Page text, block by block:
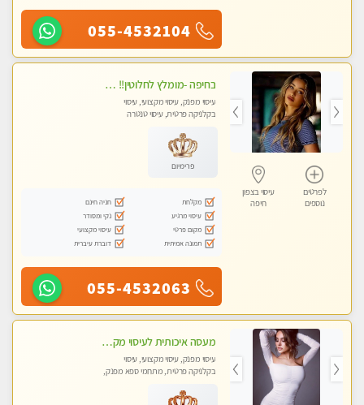
055-4532104
לפרטים
נוספים
עיסוי בצפון
חיפה
בחיפה -מומלץ לחלוטין!! מעסה יפה איכותית מקצועית ללא מין !
עיסוי מפנק, עיסוי מקצועי, עיסוי
בקלניקה פרטית, עיסוי טנטרה
פרימיום
מקלחת
חניה חינם
עיסוי מרגיע
נקי ומסודר
מקום פרטי
עיסוי מקצועי
תמונה אמיתית
דוברת עיברית
055-4532063
מעסה איכותית לעיסוי מקצועי ומפנק לכל שרירי הגוף פרטי !!+אבנים חמות
עיסוי מפנק, עיסוי מקצועי, עיסוי
בקלניקה פרטית, מתחמי ספא מפנק,